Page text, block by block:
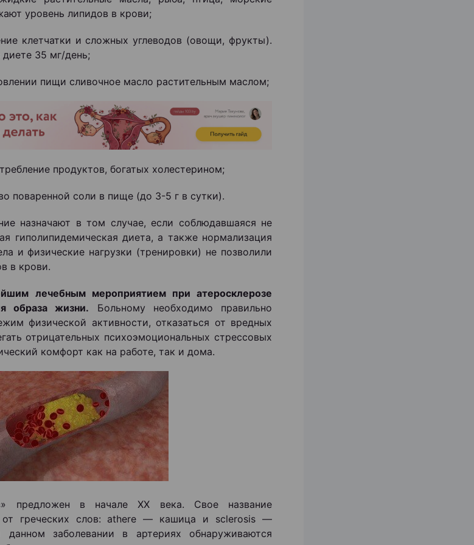
уровень липидов в крови;
клетчатки и сложных углеводов (овощи, фрукты).
диете 35 мг/день;
пищи сливочное масло растительным маслом;
продуктов, богатых холестерином;
поваренной соли в пище (до 3-5 г в сутки).
назначают в том случае, если соблюдавшаяся не
гиполипидемическая диета, а также нормализация
и физические нагрузки (тренировки) не позволили
в крови.
лечебным мероприятием при атеросклерозе
образа жизни. Больному необходимо правильно
физической активности, отказаться от вредных
отрицательных психоэмоциональных стрессовых
комфорт как на работе, так и дома.
предложен в начале XX века. Свое название
от греческих слов: athere — кашица и sclerosis —
заболевании в артериях обнаруживаются